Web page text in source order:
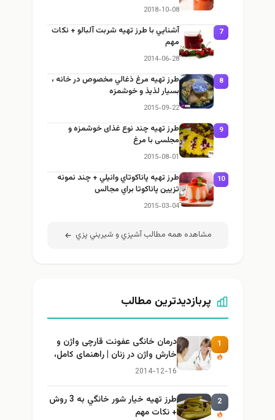
2018-10-08
7
آشنايي با طرز تهيه شربت آلبالو + نكات
مهم
2014-06-28
8
طرز تهيه مرغ ذغالي مخصوص در خانه ،
بسيار لذيذ و خوشمزه
2015-09-22
9
طرز تهيه چند نوع غذای خوشمزه و
مجلسی با مرغ
2015-08-01
10
طرز تهيه پاناكوتاي وانيلي + چند نمونه
تزيين پاناكوتا براي مجالس
2015-03-04
مشاهده همه مطالب آشپزي و شيريني پزي
پربازدیدترین مطالب
1
درمان خانگی عفونت قارچی واژن و
خارش واژن در زنان | راهنمای کامل،
ایمن و کاربردی
2014-12-16
2
طرز تهيه خیار شور خانگي به 3 روش
+ نكات مهم